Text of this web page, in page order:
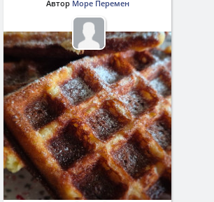
Автор Море Перемен